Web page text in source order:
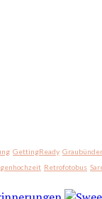
GettingReady
Retrofotobus